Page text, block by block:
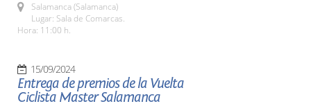
Salamanca (Salamanca)
Lugar: Sala de Comarcas.
Hora: 11:00 h.
15/09/2024
Entrega de premios de la Vuelta
Ciclista Master Salamanca